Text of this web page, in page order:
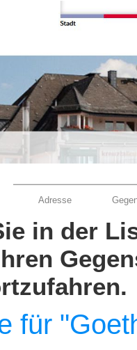
Adresse
in der
für